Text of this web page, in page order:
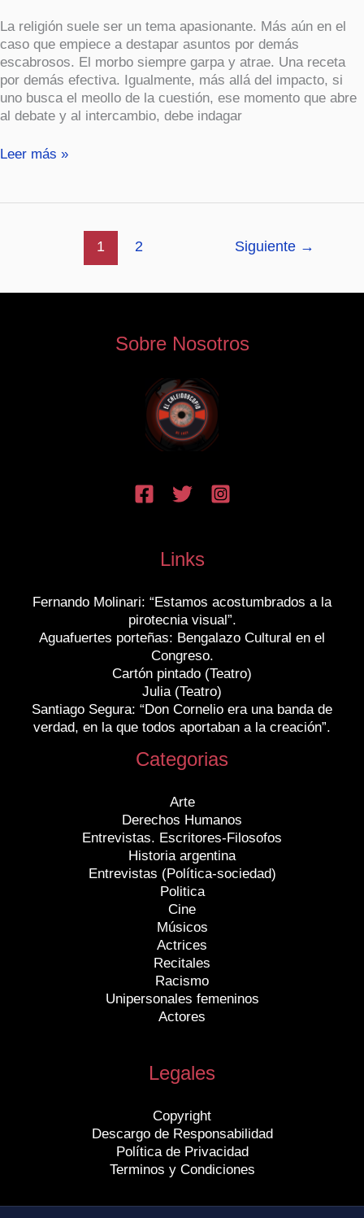
La religión suele ser un tema apasionante. Más aún en el
caso que empiece a destapar asuntos por demás
escabrosos. El morbo siempre garpa y atrae. Una receta
por demás efectiva. Igualmente, más allá del impacto, si
uno busca el meollo de la cuestión, ese momento que abre
al debate y al intercambio, debe indagar
Leer más »
1 2 Siguiente →
Sobre Nosotros
Links
Fernando Molinari: “Estamos acostumbrados a la
pirotecnia visual”.
Aguafuertes porteñas: Bengalazo Cultural en el
Congreso.
Cartón pintado (Teatro)
Julia (Teatro)
Santiago Segura: “Don Cornelio era una banda de
verdad, en la que todos aportaban a la creación”.
Categorias
Arte
Derechos Humanos
Entrevistas. Escritores-Filosofos
Historia argentina
Entrevistas (Política-sociedad)
Politica
Cine
Músicos
Actrices
Recitales
Racismo
Unipersonales femeninos
Actores
Legales
Copyright
Descargo de Responsabilidad
Política de Privacidad
Terminos y Condiciones